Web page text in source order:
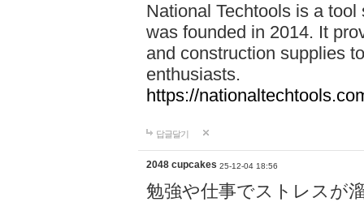
National Techtools is a
was founded in 2014. It
and construction supplies
enthusiasts.
https://
답글달기
2048 cupcakes 25-12-04 18:56
勉強や仕事でストレスが